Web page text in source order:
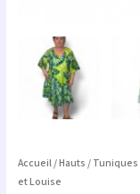
Accueil /Hauts / Tuniques
et Louise